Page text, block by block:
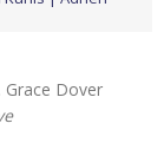
Grace Dover